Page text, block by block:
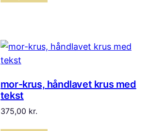
mor-krus, håndlavet krus med
tekst
375,00 kr.